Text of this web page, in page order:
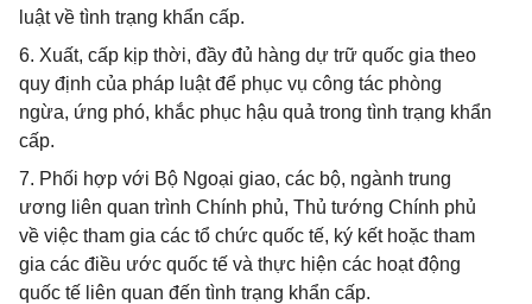
luật về tình trạng khẩn cấp.
6. Xuất, cấp kịp thời, đầy đủ hàng dự trữ quốc gia theo
quy định của pháp luật để phục vụ công tác phòng
ngừa, ứng phó, khắc phục hậu quả trong tình trạng khẩn
cấp.
7. Phối hợp với Bộ Ngoại giao, các bộ, ngành trung
ương liên quan trình Chính phủ, Thủ tướng Chính phủ
về việc tham gia các tổ chức quốc tế, ký kết hoặc tham
gia các điều ước quốc tế và thực hiện các hoạt động
quốc tế liên quan đến tình trạng khẩn cấp.